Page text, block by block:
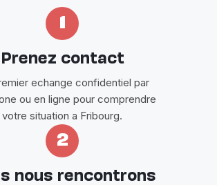
Prenez contact
echange confidentiel par
ou en ligne pour comprendre
votre situation a Fribourg.
2
nous rencontrons